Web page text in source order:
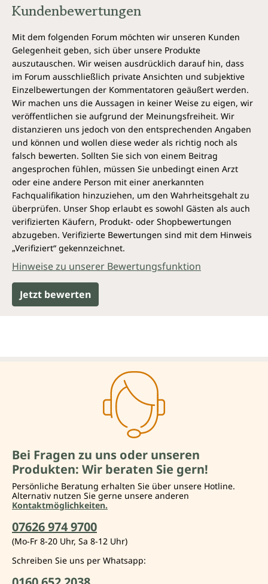
Kundenbewertungen
Mit dem folgenden Forum möchten wir unseren Kunden
Gelegenheit geben, sich über unsere Produkte
auszutauschen. Wir weisen ausdrücklich darauf hin, dass
im Forum ausschließlich private Ansichten und subjektive
Einzelbewertungen der Kommentatoren geäußert werden.
Wir machen uns die Aussagen in keiner Weise zu eigen, wir
veröffentlichen sie aufgrund der Meinungsfreiheit. Wir
distanzieren uns jedoch von den entsprechenden Angaben
und können und wollen diese weder als richtig noch als
falsch bewerten. Sollten Sie sich von einem Beitrag
angesprochen fühlen, müssen Sie unbedingt einen Arzt
oder eine andere Person mit einer anerkannten
Fachqualifikation hinzuziehen, um den Wahrheitsgehalt zu
überprüfen. Unser Shop erlaubt es sowohl Gästen als auch
verifizierten Käufern, Produkt- oder Shopbewertungen
abzugeben. Verifizierte Bewertungen sind mit dem Hinweis
„Verifiziert“ gekennzeichnet.
Hinweise zu unserer Bewertungsfunktion
Jetzt bewerten
Bei Fragen zu uns oder unseren
Produkten: Wir beraten Sie gern!
Persönliche Beratung erhalten Sie über unsere Hotline.
Alternativ nutzen Sie gerne unsere anderen
Kontaktmöglichkeiten.
07626 974 9700
(Mo-Fr 8-20 Uhr, Sa 8-12 Uhr)
Schreiben Sie uns per Whatsapp: